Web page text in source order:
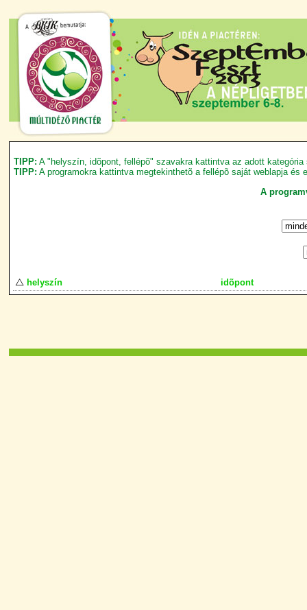
TIPP: A "helyszín, idõpont, fellépõ" szavakra kattintva az adott
TIPP: A programokra kattintva megtekinthetõ a fellépõ saját weblapja és
A
helyszín idõpont